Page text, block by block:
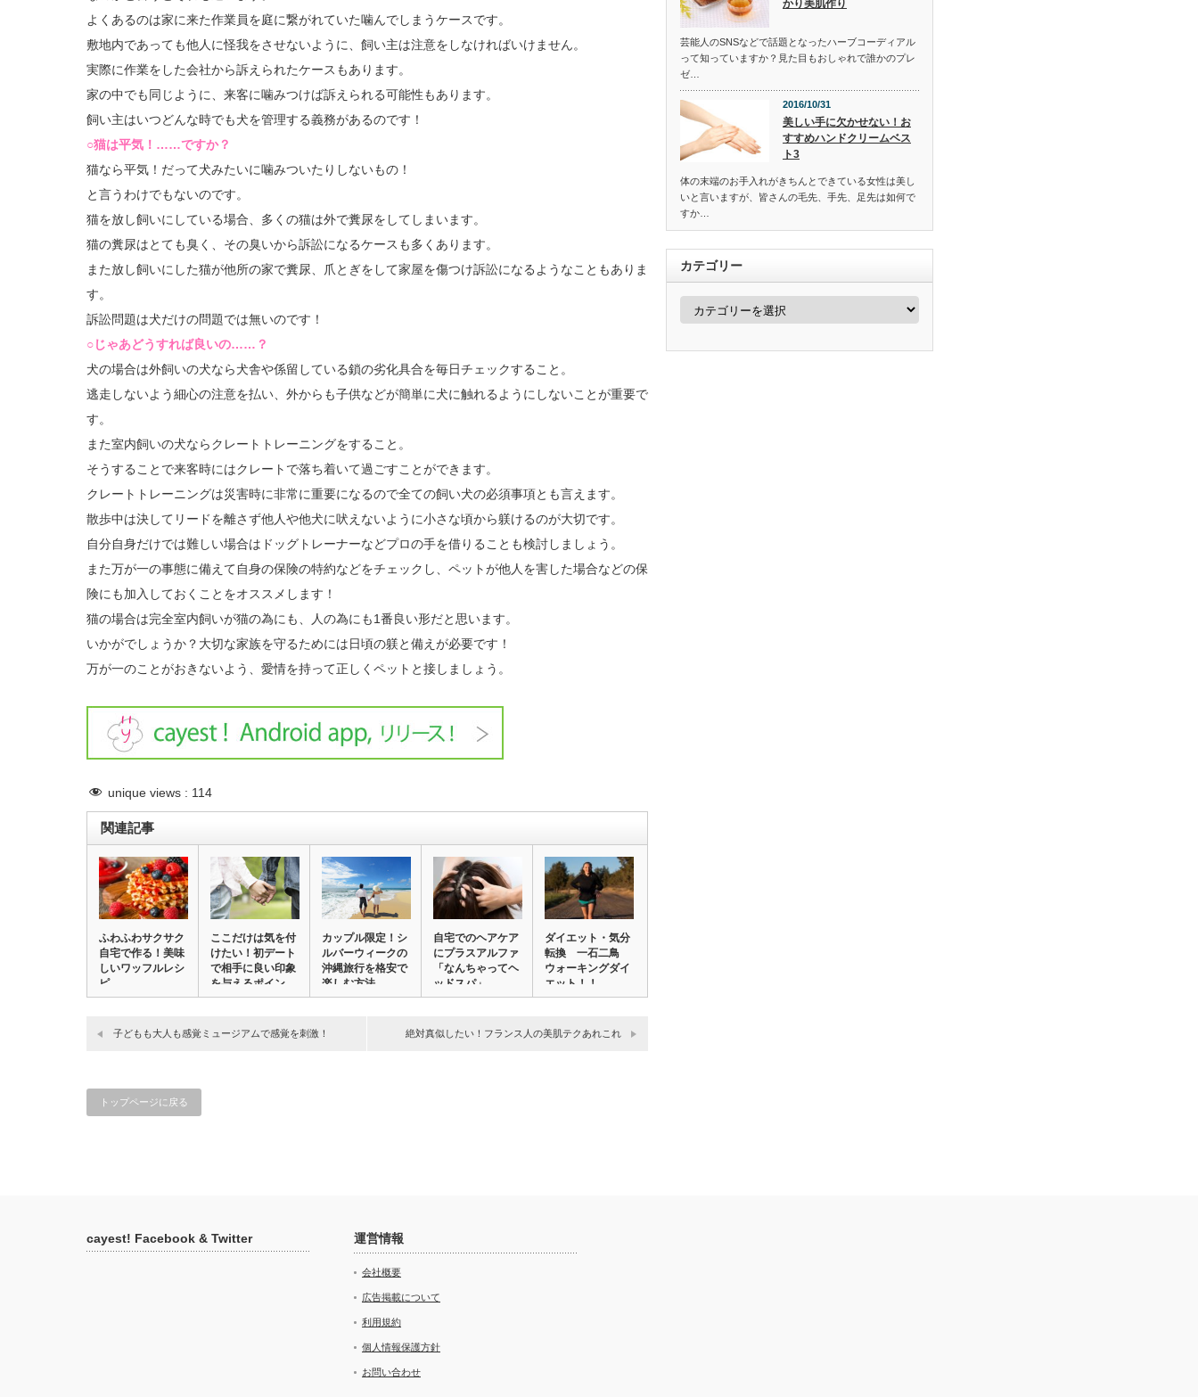
よくあるのは家に来た作業員を庭に繋がれていた噛んでしまうケースです。
敷地内であっても他人に怪我をさせないように、飼い主は注意をしなければいけません。
実際に作業をした会社から訴えられたケースもあります。
家の中でも同じように、来客に噛みつけば訴えられる可能性もあります。
飼い主はいつどんな時でも犬を管理する義務があるのです！
○猫は平気！……ですか？
猫なら平気！だって犬みたいに噛みついたりしないもの！
と言うわけでもないのです。
猫を放し飼いにしている場合、多くの猫は外で糞尿をしてしまいます。
猫の糞尿はとても臭く、その臭いから訴訟になるケースも多くあります。
また放し飼いにした猫が他所の家で糞尿、爪とぎをして家屋を傷つけ訴訟になるようなこともありま
す。
訴訟問題は犬だけの問題では無いのです！
○じゃあどうすれば良いの……？
犬の場合は外飼いの犬なら犬舎や係留している鎖の劣化具合を毎日チェックすること。
逃走しないよう細心の注意を払い、外からも子供などが簡単に犬に触れるようにしないことが重要で
す。
また室内飼いの犬ならクレートトレーニングをすること。
そうすることで来客時にはクレートで落ち着いて過ごすことができます。
クレートトレーニングは災害時に非常に重要になるので全ての飼い犬の必須事項とも言えます。
散歩中は決してリードを離さず他人や他犬に吠えないように小さな頃から躾けるのが大切です。
自分自身だけでは難しい場合はドッグトレーナーなどプロの手を借りることも検討しましょう。
また万が一の事態に備えて自身の保険の特約などをチェックし、ペットが他人を害した場合などの保
険にも加入しておくことをオススメします！
猫の場合は完全室内飼いが猫の為にも、人の為にも1番良い形だと思います。
いかがでしょうか？大切な家族を守るためには日頃の躾と備えが必要です！
万が一のことがおきないよう、愛情を持って正しくペットと接しましょう。
unique views : 114
関連記事
ふわふわサクサク
自宅で作る！美味
しいワッフルレシ
ピ
ここだけは気を付
けたい！初デート
で相手に良い印象
を与えるポイン
ト…
カップル限定！シ
ルバーウィークの
沖縄旅行を格安で
楽しむ方法
自宅でのヘアケア
にプラスアルファ
「なんちゃってヘ
ッドスパ」
ダイエット・気分
転換 一石二鳥
ウォーキングダイ
エット！！…
子どもも大人も感覚ミュージアムで感覚を刺激！ 絶対真似したい！フランス人の美肌テクあれこれ
トップページに戻る
かり美肌作り
芸能人のSNSなどで話題となったハーブコーディアル
って知っていますか？見た目もおしゃれで誰かのプレ
ゼ…
2016/10/31
美しい手に欠かせない！お
すすめハンドクリームベス
ト3
体の末端のお手入れがきちんとできている女性は美し
いと言いますが、皆さんの毛先、手先、足先は如何で
すか…
カテゴリー
カ
ー
cayest! Facebook & Twitter 運営情報
会社概要
広告掲載について
利用規約
個人情報保護方針
お問い合わせ